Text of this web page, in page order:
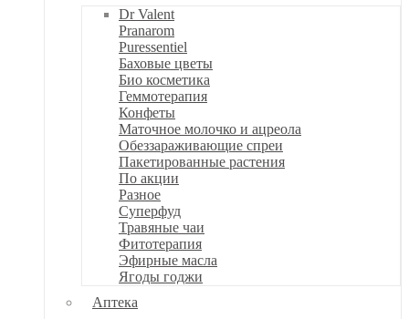
Dr Valent
Pranarom
Puressentiel
Баховые цветы
Био косметика
Геммотерапия
Конфеты
Маточное молочко и ацреола
Обеззараживающие спреи
Пакетированные растения
По акции
Разное
Суперфуд
Травяные чаи
Фитотерапия
Эфирные масла
Ягоды годжи
Аптека